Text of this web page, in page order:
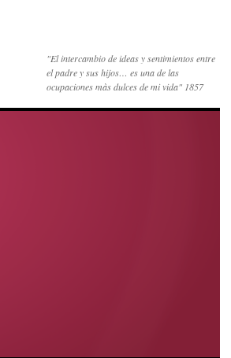
"El intercambio de ideas y sentimientos entre
el padre y sus hijos… es una de las
ocupaciones màs dulces de mi vida" 1857